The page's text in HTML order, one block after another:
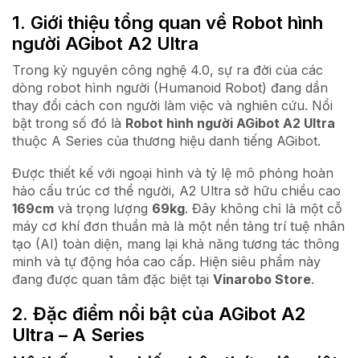
1. Giới thiệu tổng quan về Robot hình
người AGibot A2 Ultra
Trong kỷ nguyên công nghệ 4.0, sự ra đời của các
dòng robot hình người (Humanoid Robot) đang dần
thay đổi cách con người làm việc và nghiên cứu. Nổi
bật trong số đó là Robot hình người AGibot A2 Ultra
thuộc A Series của thương hiệu danh tiếng AGibot.
Được thiết kế với ngoại hình và tỷ lệ mô phỏng hoàn
hảo cấu trúc cơ thể người, A2 Ultra sở hữu chiều cao
169cm và trọng lượng 69kg. Đây không chỉ là một cỗ
máy cơ khí đơn thuần mà là một nền tảng trí tuệ nhân
tạo (AI) toàn diện, mang lại khả năng tương tác thông
minh và tự động hóa cao cấp. Hiện siêu phẩm này
đang được quan tâm đặc biệt tại Vinarobo Store.
2. Đặc điểm nổi bật của AGibot A2
Ultra – A Series